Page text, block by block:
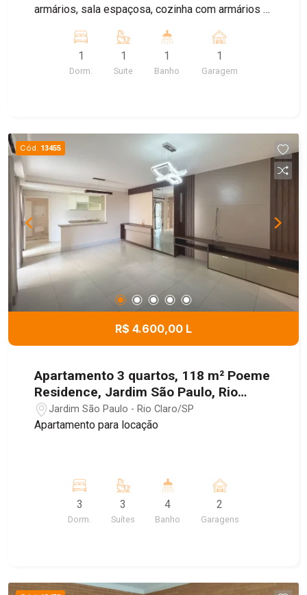
armários, sala espaçosa, cozinha com armários e
quem busca praticidade, conforto e fácil acesso
ao comércio e serviços. Agende sua visita!
1
Dorm.
1
Suite
1
Banho
1
Garagem
Cód. 13455
R$ 4.600,00 L
Apartamento 3 quartos, 118 m² Poeme
Residence, Jardim São Paulo, Rio
Claro/SP
Jardim São Paulo - Rio Claro/SP
Apartamento para locação
3
Dorm.
3
Suítes
4
Banho
2
Garagens